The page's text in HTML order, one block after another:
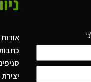
אודות